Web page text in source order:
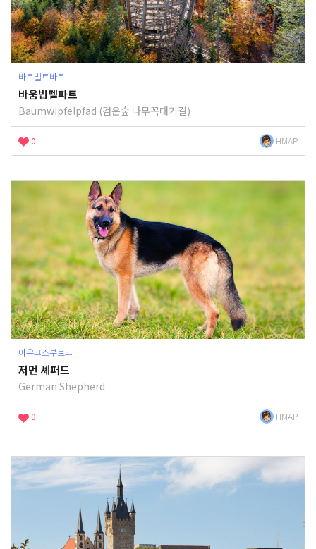
바트빌트바트
바움빕펠파트
Baumwipfelpfad (검은숲 나무꼭대기길)
0 HMAP
아우크스부르크
저먼 셰퍼드
German Shepherd
0 HMAP